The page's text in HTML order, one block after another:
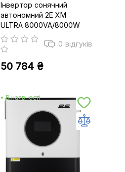
Інвертор сонячний
автономний 2E XM
ULTRA 8000VA/8000W
0 відгуків
50 784 ₴
• В наявності